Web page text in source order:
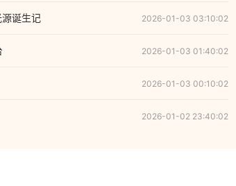
诞生记 2026-01-03 03:10:02
2026-01-03 01:40:02
2026-01-03 00:10:02
2026-01-02 23:40:02